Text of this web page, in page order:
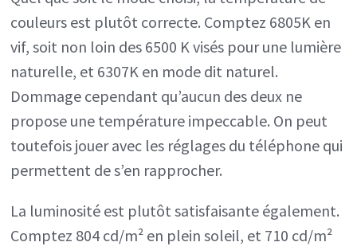
couleurs est plutôt correcte. Comptez 6805K en
vif, soit non loin des 6500 K visés pour une lumière
naturelle, et 6307K en mode dit naturel.
Dommage cependant qu’aucun des deux ne
propose une température impeccable. On peut
toutefois jouer avec les réglages du téléphone qui
permettent de s’en rapprocher.
La luminosité est plutôt satisfaisante également.
Comptez 804 cd/m² en plein soleil, et 710 cd/m²